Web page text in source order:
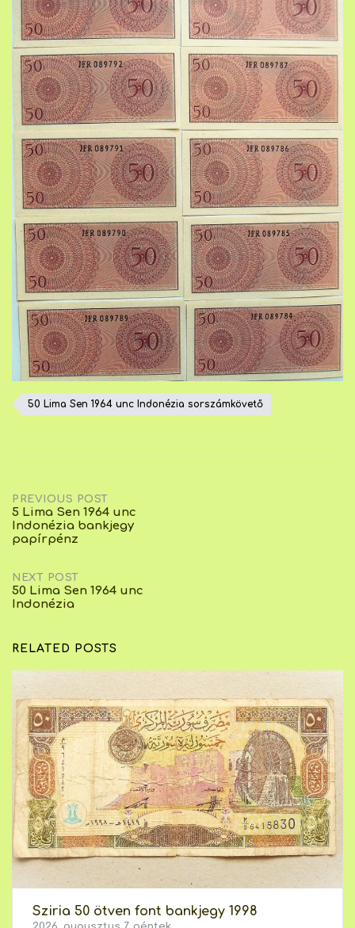
50 Lima Sen 1964 unc Indonézia sorszámkövető
Post
navigation
PREVIOUS POST
5 Lima Sen 1964 unc
Indonézia bankjegy
papírpénz
NEXT POST
50 Lima Sen 1964 unc
Indonézia
RELATED POSTS
Sziria 50 ötven font bankjegy 1998